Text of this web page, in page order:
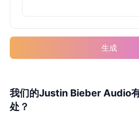
Male @PeachyCloud
Emilia Clarke
Female
Eminem
生成
我们的Justin Bieber Audio
处？